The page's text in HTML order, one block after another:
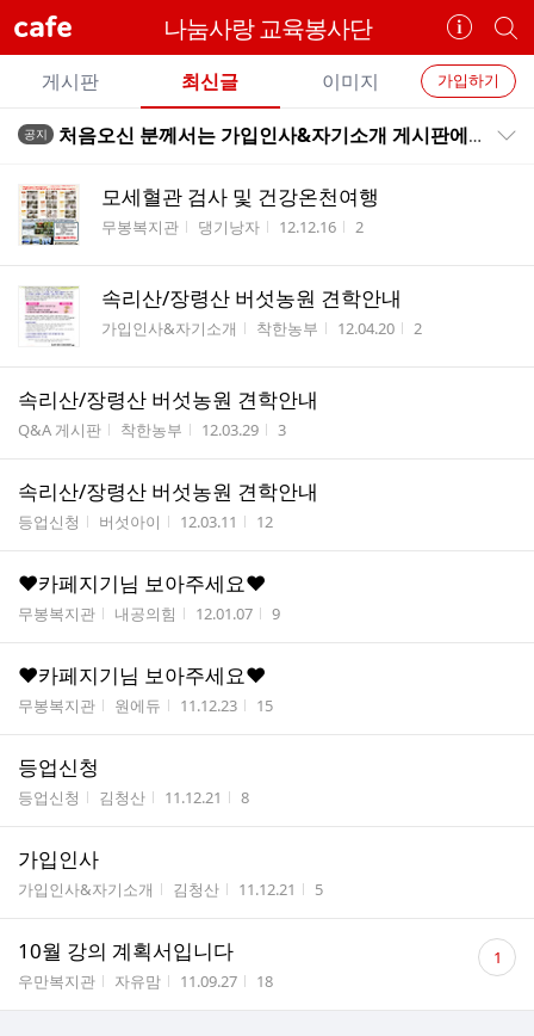
cafe 나눔사랑 교육봉사단
카
페
정
보
보
기
개
별
카
페
검
카
페
메
뉴
가입하기
게시판 최신글 이미지
전
글
트
공지 처음오신 분께서는 가입인사&자기소개 게시판에 가셔서 꼭 자기소개를 올려주시기 바랍니다.^^
모세혈관 검사 및 건강온천여행
게시판명
무봉복지관 작성자
댕기낭자 작성시간
12.12.16 조회수
2
속리산/장령산 버섯농원 견학안내
게시판명
가입인사&자기소개 작성자
착한농부 작성시간
12.04.20 조회수
2
속리산/장령산 버섯농원 견학안내
게시판명
Q&A 게시판 작성자
착한농부 작성시간
12.03.29 조회수
3
속리산/장령산 버섯농원 견학안내
게시판명
등업신청 작성자
버섯아이 작성시간
12.03.11 조회수
12
♥카페지기님 보아주세요♥
게시판명
무봉복지관 작성자
내공의힘 작성시간
12.01.07 조회수
9
♥카페지기님 보아주세요♥
게시판명
무봉복지관 작성자
원에듀 작성시간
11.12.23 조회수
15
등업신청
게시판명
등업신청 작성자
김청산 작성시간
11.12.21 조회수
8
가입인사
게시판명
가입인사&자기소개 작성자
김청산 작성시간
11.12.21 조회수
5
10월 강의 계획서입니다
게시판명
우만복지관 작성자
자유맘 작성시간
11.09.27 조회수
18
댓
글 1